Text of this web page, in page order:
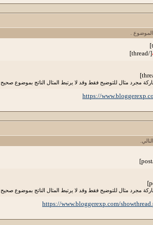
.
[/thread]
مجرد مثال للتوضيح فقط وقد لا يرتبط المثال الناتج بموضوع صحيح
https://
مجرد مثال للتوضيح فقط وقد لا يرتبط المثال الناتج بموضوع صحيح
https://www.bloggerexp.com/